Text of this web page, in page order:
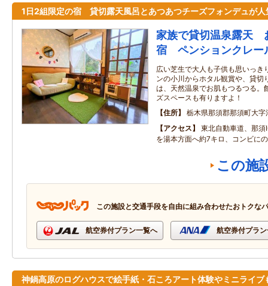
1日2組限定の宿 貸切露天風呂とあつあつチーズフォンデュが人
家族で貸切温泉露天
宿 ペンションクレー
広い芝生で大人も子供も思いっき
ンの小川からホタル観賞や、貸切
は、天然温泉でお肌もつるつる。
ズスペースも有りますよ！
住所
栃木県那須郡那須町大
アクセス
東北自動車道、那
を湯本方面へ約7キロ、コンビに
この施
この施設と交通手段を自由に組み合わせたおトクな
航空券付プラン一覧へ 航空券付プラ
神鍋高原のログハウスで絵手紙・石ころアート体験やミニライブ